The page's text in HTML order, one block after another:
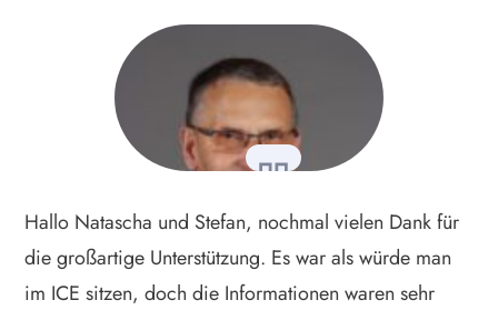
Hallo Natascha und Stefan, nochmal vielen Dank für
die großartige Unterstützung. Es war als würde man
im ICE sitzen, doch die Informationen waren sehr